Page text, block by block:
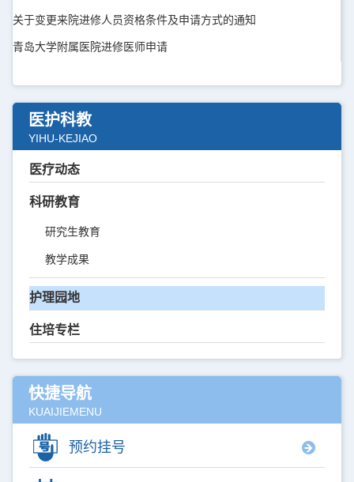
关于变更来院进修人员资格条件及申请方式的通知
青岛大学附属医院进修医师申请
医护科教
YIHU-KEJIAO
医疗动态
科研教育
研究生教育
教学成果
护理园地
住培专栏
快捷导航
KUAIJIEMENU
预约挂号